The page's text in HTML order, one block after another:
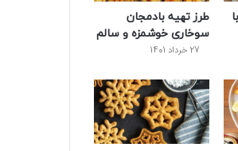
ت
طرز تهیه بادمجان
سوخاری خوشمزه و سالم
27 خرداد 1401